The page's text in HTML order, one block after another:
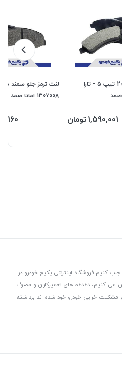
لنت جلو پژو 206 تیپ 5 - تارا
1,590,001تومان
لنت ترمز جلو سمند
1307008 اماتا صمد
جلب کنیم.فروشگاه اینترنتی پکیج خودرو در
می کنیم، دغدغه های تعمیرکاران و مصرف
مشکلات خرابی خودرو خود شده اند برداشته